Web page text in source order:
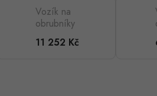
Vozík na
obrubníky
FESTA 50-
110cm max
11 252 Kč